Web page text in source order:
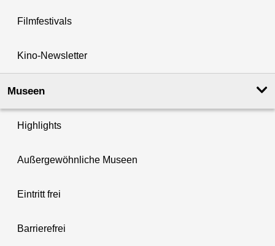
Filmfestivals
Kino-Newsletter
Museen
Highlights
Außergewöhnliche Museen
Eintritt frei
Barrierefrei